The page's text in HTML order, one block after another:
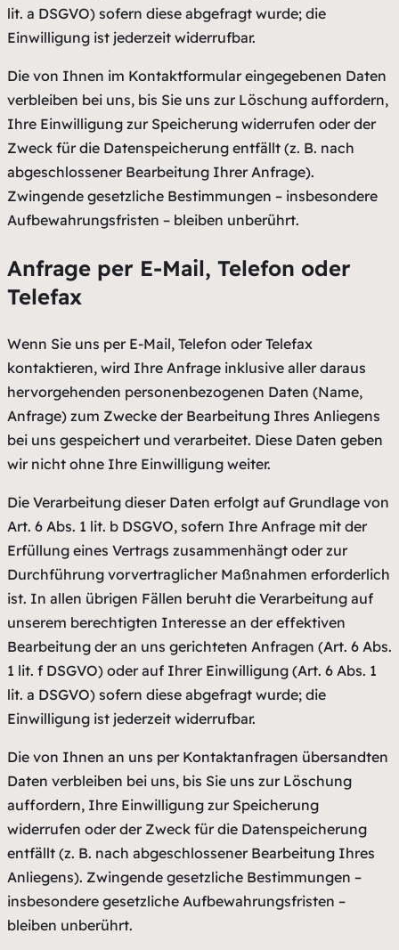
lit. a DSGVO) sofern diese abgefragt wurde; die
Einwilligung ist jederzeit widerrufbar.
Die von Ihnen im Kontaktformular eingegebenen Daten
verbleiben bei uns, bis Sie uns zur Löschung auffordern,
Ihre Einwilligung zur Speicherung widerrufen oder der
Zweck für die Datenspeicherung entfällt (z. B. nach
abgeschlossener Bearbeitung Ihrer Anfrage).
Zwingende gesetzliche Bestimmungen – insbesondere
Aufbewahrungsfristen – bleiben unberührt.
Anfrage per E-Mail, Telefon oder
Telefax
Wenn Sie uns per E-Mail, Telefon oder Telefax
kontaktieren, wird Ihre Anfrage inklusive aller daraus
hervorgehenden personenbezogenen Daten (Name,
Anfrage) zum Zwecke der Bearbeitung Ihres Anliegens
bei uns gespeichert und verarbeitet. Diese Daten geben
wir nicht ohne Ihre Einwilligung weiter.
Die Verarbeitung dieser Daten erfolgt auf Grundlage von
Art. 6 Abs. 1 lit. b DSGVO, sofern Ihre Anfrage mit der
Erfüllung eines Vertrags zusammenhängt oder zur
Durchführung vorvertraglicher Maßnahmen erforderlich
ist. In allen übrigen Fällen beruht die Verarbeitung auf
unserem berechtigten Interesse an der effektiven
Bearbeitung der an uns gerichteten Anfragen (Art. 6 Abs.
1 lit. f DSGVO) oder auf Ihrer Einwilligung (Art. 6 Abs. 1
lit. a DSGVO) sofern diese abgefragt wurde; die
Einwilligung ist jederzeit widerrufbar.
Die von Ihnen an uns per Kontaktanfragen übersandten
Daten verbleiben bei uns, bis Sie uns zur Löschung
auffordern, Ihre Einwilligung zur Speicherung
widerrufen oder der Zweck für die Datenspeicherung
entfällt (z. B. nach abgeschlossener Bearbeitung Ihres
Anliegens). Zwingende gesetzliche Bestimmungen –
insbesondere gesetzliche Aufbewahrungsfristen –
bleiben unberührt.